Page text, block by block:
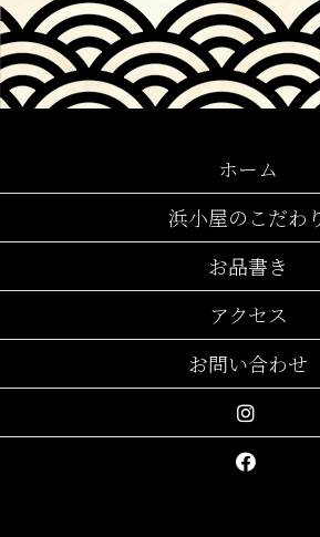
ホーム
浜小屋のこだわ
お品書き
アクセス
お問い合わせ